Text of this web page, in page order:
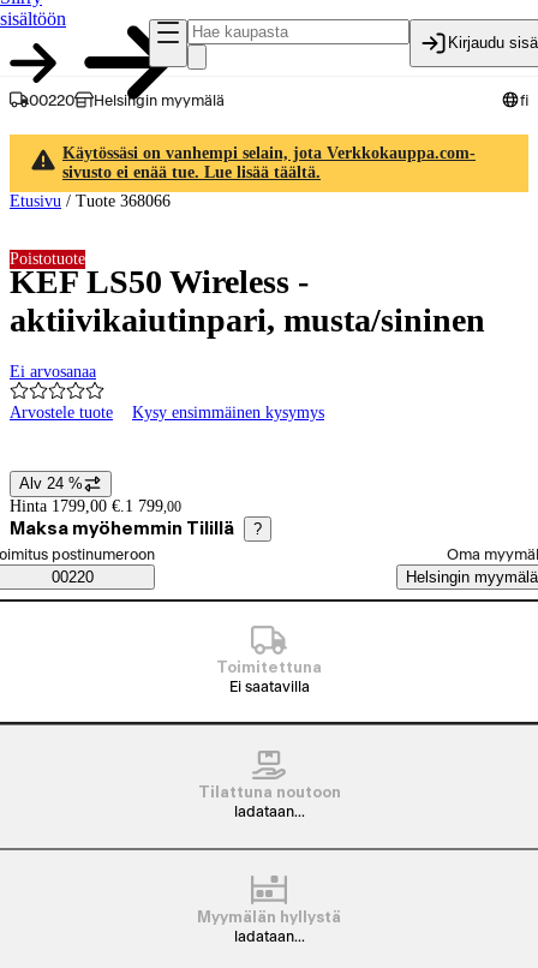
sisältöön
Kirjaudu
00220 Helsingin myymälä fi
Käytössäsi on vanhempi selain, jota Verkkokauppa.com-
sivusto ei enää tue. Lue lisää täältä.
Etusivu / Tuote 368066
KEF LS50 Wireless -
aktiivikaiutinpari, musta/sininen
Ei arvosanaa
Arvostele tuote Kysy ensimmäinen kysymys
Poistotuote
Hintatiedot
Alv 24 %
Hinta 1799,00 €. 1 799,00
Maksa myöhemmin Tilillä ?
Saatavuustiedot
tilaustapa
postinumeroon
00220
Oma
Helsingin myymälä
Toimitettuna
Ei saatavilla
Tilattuna noutoon
ladataan...
Myymälän hyllystä
ladataan...